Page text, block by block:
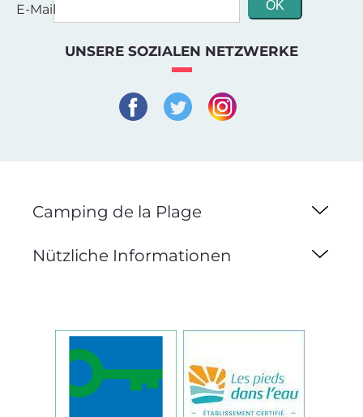
E-Mail
UNSERE SOZIALEN NETZWERKE
Camping de la Plage
Nützliche Informationen